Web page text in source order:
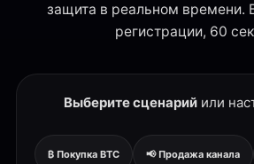
защита в реальном времени.
регистрации, 60
Выберите сценарий или
₿ Покупка BTC 📢 Продажа канала